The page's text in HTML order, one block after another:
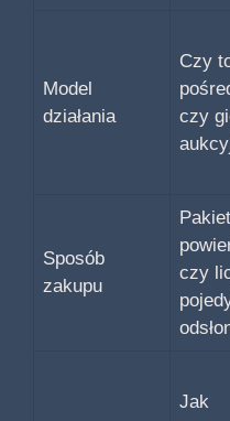
Model
działania
Czy
czy
Sposób
zakupu
czy
Jak